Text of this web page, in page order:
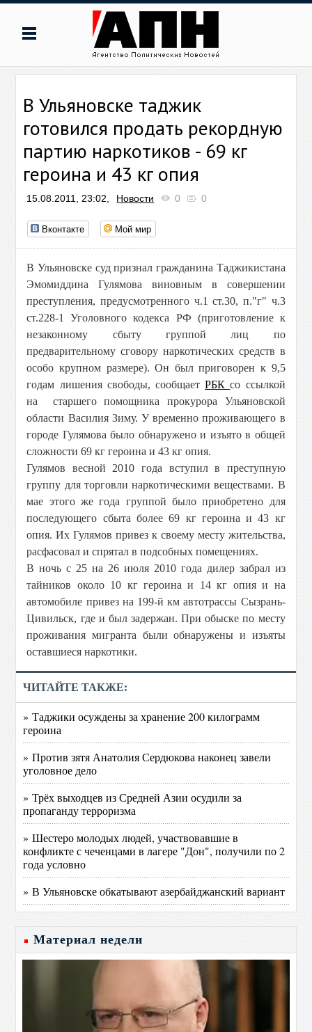
В Ульяновске таджик
готовился продать рекордную
партию наркотиков - 69 кг
героина и 43 кг опия
15.08.2011, 23:02, Новости 0 0
Вконтакте Мой мир
В Ульяновске суд признал гражданина Таджикистана
Эмомиддина Гулямова виновным в совершении
преступления, предусмотренного ч.1 ст.30, п."г" ч.3
ст.228-1 Уголовного кодекса РФ (приготовление к
незаконному сбыту группой лиц по
предварительному сговору наркотических средств в
особо крупном размере). Он был приговорен к 9,5
годам лишения свободы, сообщаетРБКсо ссылкой
на старшего помощника прокурора Ульяновской
области Василия Зиму. У временно проживающего в
городе Гулямова было обнаружено и изъято в общей
сложности 69 кг героина и 43 кг опия.
Гулямов весной 2010 года вступил в преступную
группу для торговли наркотическими веществами. В
мае этого же года группой было приобретено для
последующего сбыта более 69 кг героина и 43 кг
опия. Их Гулямов привез к своему месту жительства,
расфасовал и спрятал в подсобных помещениях.
В ночь с 25 на 26 июля 2010 года дилер забрал из
тайников около 10 кг героина и 14 кг опия и на
автомобиле привез на 199-й км автотрассы Сызрань-
Цивильск, где и был задержан. При обыске по месту
проживания мигранта были обнаружены и изъяты
оставшиеся наркотики.
ЧИТАЙТЕ ТАКЖЕ:
» Таджики осуждены за хранение 200 килограмм
героина
» Против зятя Анатолия Сердюкова наконец завели
уголовное дело
» Трёх выходцев из Средней Азии осудили за
пропаганду терроризма
» Шестеро молодых людей, участвовавшие в
конфликте с чеченцами в лагере "Дон", получили по 2
года условно
» В Ульяновске обкатывают азербайджанский вариант
Материал недели